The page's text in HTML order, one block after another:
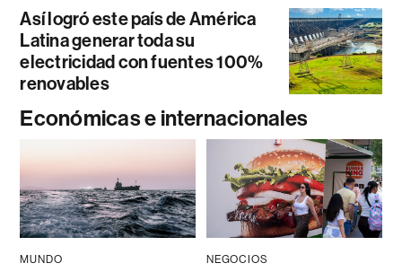
Así logró este país de América
Latina generar toda su
electricidad con fuentes 100%
renovables
Económicas e internacionales
MUNDO NEGOCIOS